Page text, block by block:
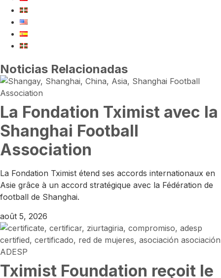
Noticias Relacionadas
La Fondation Tximist avec la
Shanghai Football
Association
La Fondation Tximist étend ses accords internationaux en
Asie grâce à un accord stratégique avec la Fédération de
football de Shanghai.
août 5, 2026
Tximist Foundation reçoit le